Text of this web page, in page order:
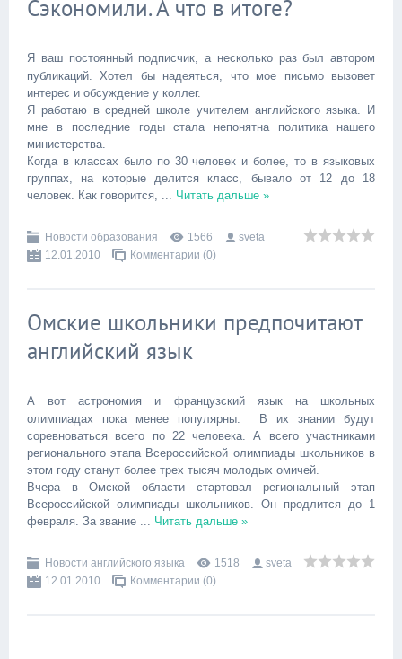
Сэкономили. А что в итоге?
Я ваш постоянный подписчик, а несколько раз был автором
публикаций. Хотел бы надеяться, что мое письмо вызовет
интерес и обсуждение у коллег.
Я работаю в средней школе учителем английского языка. И
мне в последние годы стала непонятна политика нашего
министерства.
Когда в классах было по 30 человек и более, то в языковых
группах, на которые делится класс, бывало от 12 до 18
человек. Как говорится, ... Читать дальше »
Новости образования 1566
sveta
12.01.2010
Комментарии (0)
Омские школьники предпочитают
английский язык
А вот астрономия и французский язык на школьных
олимпиадах пока менее популярны. В их знании будут
соревноваться всего по 22 человека. А всего участниками
регионального этапа Всероссийской олимпиады школьников в
этом году станут более трех тысяч молодых омичей.
Вчера в Омской области стартовал региональный этап
Всероссийской олимпиады школьников. Он продлится до 1
февраля. За звание ... Читать дальше »
Новости английского языка 1518
sveta
12.01.2010
Комментарии (0)